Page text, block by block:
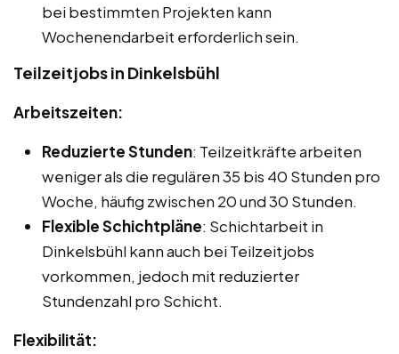
bei bestimmten Projekten kann
Wochenendarbeit erforderlich sein.
Teilzeitjobs in Dinkelsbühl
Arbeitszeiten:
Reduzierte Stunden: Teilzeitkräfte arbeiten
weniger als die regulären 35 bis 40 Stunden pro
Woche, häufig zwischen 20 und 30 Stunden.
Flexible Schichtpläne: Schichtarbeit in
Dinkelsbühl kann auch bei Teilzeitjobs
vorkommen, jedoch mit reduzierter
Stundenzahl pro Schicht.
Flexibilität: